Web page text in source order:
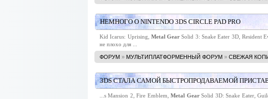
НЕМНОГО О NINTENDO 3DS CIRCLE PAD PRO
Kid Icarus: Uprising, Metal Gear Solid 3: Snake Eater 3D, Resident
не плохо для ...
ФОРУМ » МУЛЬТИПЛАТФОРМЕННЫЙ ФОРУМ » СВЕЖАЯ
3DS СТАЛА САМОЙ БЫСТРОПРОДАВАЕМОЙ
...s Mansion 2, Fire Emblem,Metal GearSolid 3D: Snake Eater,